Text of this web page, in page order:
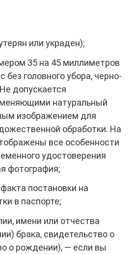
или украден);
35 на 45 миллиметров
головного убора, черно-
допускается
натуральный
изображением для
обработки. На
все особенности
удостоверения
фотография;
постановки на
в паспорте;
имени или отчества
брака, свидетельство о
о рождении), — если вы